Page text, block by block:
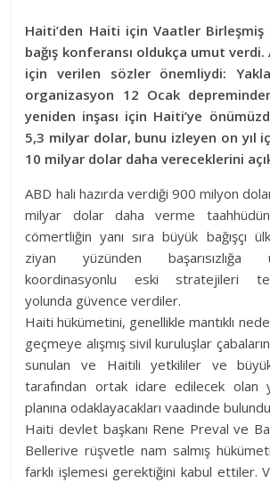
Haiti’den Haiti için Vaatler Birleşmiş
bağış konferansı oldukça umut verdi.
için verilen sözler önemliydi:
organizasyon 12 Ocak
yeniden inşası için Haiti’ye
5,3 milyar dolar, bunu izleyen on yıl
10 milyar dolar daha vereceklerini
ABD hali hazırda verdiği 900 milyon
milyar dolar daha verme
cömertliğin yanı sıra büyük bağışçı
ziyan yüzünden başarısızlığa
koordinasyonlu eski stratejileri
yolunda güvence verdiler.
Haiti hükümetini, genellikle mantıklı
geçmeye alışmış sivil kuruluşlar
sunulan ve Haitili yetkililer ve büyük
tarafından ortak idare edilecek olan
planına odaklayacakları vaadinde
Haiti devlet başkanı Rene Preval ve
Bellerive rüşvetle nam salmış
farklı işlemesi gerektiğini kabul ettiler.